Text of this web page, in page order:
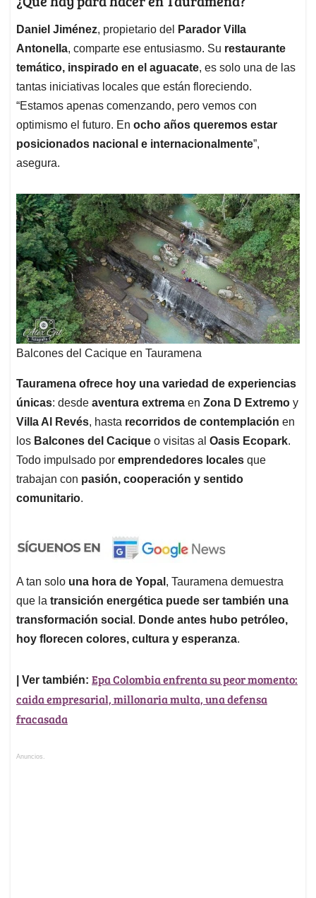
Daniel Jiménez, propietario del
Parador Villa
Antonella, comparte ese entusiasmo. Su restaurante
temático, inspirado en el aguacate, es solo una de las
tantas iniciativas locales que están floreciendo.
“Estamos apenas comenzando, pero vemos con
optimismo el futuro. En ocho años queremos estar
posicionados nacional e internacionalmente”,
asegura.
Balcones del Cacique en Tauramena
Tauramena ofrece hoy una variedad de experiencias
únicas: desde aventura extrema en Zona D Extremo y
Villa Al Revés, hasta recorridos de contemplación en
los Balcones del Cacique o visitas al Oasis Ecopark.
Todo impulsado por emprendedores locales que
trabajan con pasión, cooperación y sentido
comunitario.
A tan solo una hora de Yopal , Tauramena demuestra
que la transición energética puede ser también una
transformación social . Donde antes hubo petróleo,
hoy florecen colores, cultura y esperanza.
| Ver también: Epa Colombia enfrenta su peor momento:
caida empresarial, millonaria multa, una defensa
fracasada
Anuncios.